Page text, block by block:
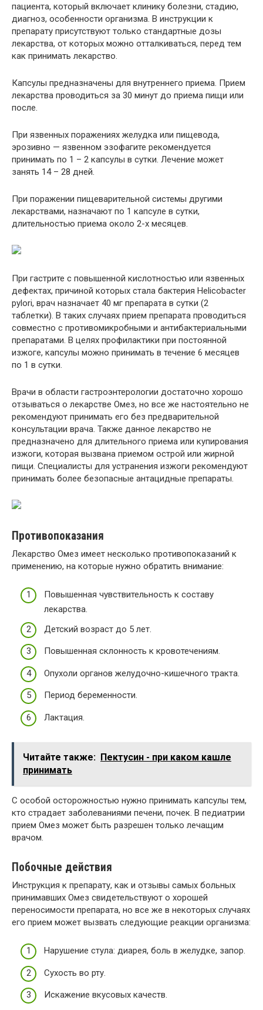
пациента, который включает клинику болезни, стадию,
диагноз, особенности организма. В инструкции к
препарату присутствуют только стандартные дозы
лекарства, от которых можно отталкиваться, перед тем
как принимать лекарство.
Капсулы предназначены для внутреннего приема. Прием
лекарства проводиться за 30 минут до приема пищи или
после.
При язвенных поражениях желудка или пищевода,
эрозивно — язвенном эзофагите рекомендуется
принимать по 1 – 2 капсулы в сутки. Лечение может
занять 14 – 28 дней.
При поражении пищеварительной системы другими
лекарствами, назначают по 1 капсуле в сутки,
длительностью приема около 2-х месяцев.
При гастрите с повышенной кислотностью или язвенных
дефектах, причиной которых стала бактерия Helicobacter
pylori, врач назначает 40 мг препарата в сутки (2
таблетки). В таких случаях прием препарата проводиться
совместно с противомикробными и антибактериальными
препаратами. В целях профилактики при постоянной
изжоге, капсулы можно принимать в течение 6 месяцев
по 1 в сутки.
Врачи в области гастроэнтерологии достаточно хорошо
отзываться о лекарстве Омез, но все же настоятельно не
рекомендуют принимать его без предварительной
консультации врача. Также данное лекарство не
предназначено для длительного приема или купирования
изжоги, которая вызвана приемом острой или жирной
пищи. Специалисты для устранения изжоги рекомендуют
принимать более безопасные антацидные препараты.
Противопоказания
Лекарство Омез имеет несколько противопоказаний к
применению, на которые нужно обратить внимание:
Повышенная чувствительность к составу
лекарства.
Детский возраст до 5 лет.
Повышенная склонность к кровотечениям.
Опухоли органов желудочно-кишечного тракта.
Период беременности.
Лактация.
Читайте также: Пектусин - при каком кашле
принимать
С особой осторожностью нужно принимать капсулы тем,
кто страдает заболеваниями печени, почек. В педиатрии
прием Омез может быть разрешен только лечащим
врачом.
Побочные действия
Инструкция к препарату, как и отзывы самых больных
принимавших Омез свидетельствуют о хорошей
переносимости препарата, но все же в некоторых случаях
его прием может вызвать следующие реакции организма:
Нарушение стула: диарея, боль в желудке, запор.
Сухость во рту.
Искажение вкусовых качеств.